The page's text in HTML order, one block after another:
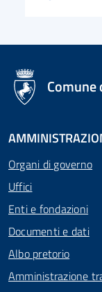
logo Unione Europea
Comune
Organi di governo
Uffici
Enti e fondazioni
Documenti e dati
Albo pretorio
Amministrazione